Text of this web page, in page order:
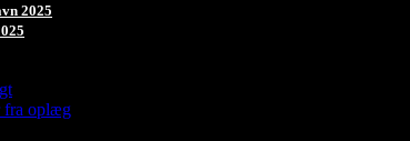
2025
fra oplæg